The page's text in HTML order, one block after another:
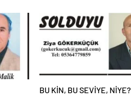
BU KİN, BU SEVİYE, NİYE?